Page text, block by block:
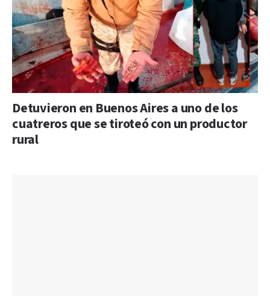
Detuvieron en Buenos Aires a uno de los
cuatreros que se tiroteó con un productor
rural